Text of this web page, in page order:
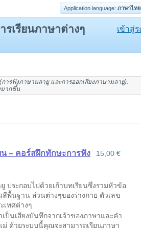
Application language: ภาษาไทย
เรียนภาษาต่างๆ เข้าสู่
การฟังภาษามลายูและการออกเสียงภาษามลายู).
มากขึ้น
น – คอร์สฝึกทักษะการฟัง 15,00 €
ประกอบไปด้วยเก้าบทเรียนซึ่งรวมหัวข้อ
พื้นฐาน ส่วนต่างๆของร่างกาย ตัวเลข
เทศต่างๆ
ป็นเสียงบันทึกจากเจ้าของภาษาและคำ
ด้วยระบบนี้คุณจะสามารถเรียนภาษา